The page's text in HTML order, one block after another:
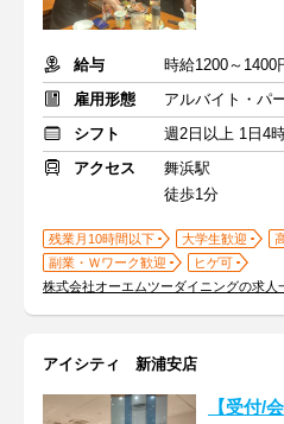
給与
時給1200～1400
雇用形態
アルバイト・パ
シフト
週2日以上 1日4
アクセス
舞浜駅
徒歩1分
残業月10時間以下 大学生歓迎
副業・Ｗワーク歓迎
ヒゲ可
株式会社オーエムツーダイニングの求人
アイシティ 新浦安店
【受付/